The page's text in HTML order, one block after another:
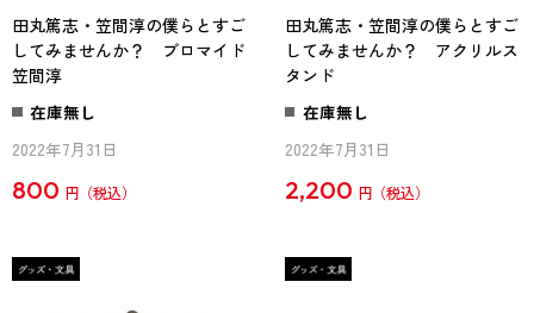
田丸篤志・笠間淳の僕らとすご
してみませんか？ ブロマイド
笠間淳
在庫無し
2022年7月31日
800 円
田丸篤志・笠間淳の僕らとすご
してみませんか？ アクリルス
タンド
在庫無し
2022年7月31日
2,200 円